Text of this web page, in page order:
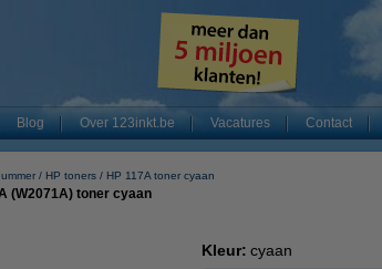
Blog Over 123inkt.be Vacatures Contact
HP toners HP 117A toner cyaan
(W2071A) toner cyaan
Kleur: cyaan